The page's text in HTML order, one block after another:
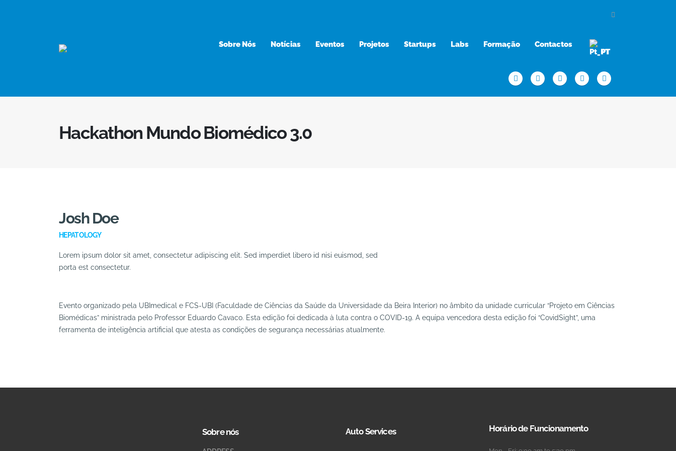
Sobre Nós Notícias Eventos Projetos Startups Labs Formação
Contactos
PT
Hackathon Mundo Biomédico 3.0
Josh Doe
HEPATOLOGY
Lorem ipsum dolor sit amet, consectetur adipiscing elit. Sed imperdiet libero id nisi euismod, sed
porta est consectetur.
Evento organizado pela UBImedical e FCS-UBI (Faculdade de Ciências da Saúde da Universidade da Beira Interior) no âmbito da unidade curricular “Projeto em Ciências
Biomédicas” ministrada pelo Professor Eduardo Cavaco. Esta edição foi dedicada à luta contra o COVID-19. A equipa vencedora desta edição foi “CovidSight”, uma
ferramenta de inteligência artificial que atesta as condições de segurança necessárias atualmente.
Sobre nós Auto Services Horário de Funcionamento